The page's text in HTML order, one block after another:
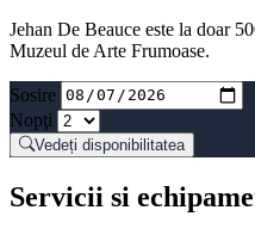
Jehan De Beauce este la doar
Muzeul de Arte Frumoase.
Sosire
Nopţi
Vedeți disponibilitatea
Servicii si